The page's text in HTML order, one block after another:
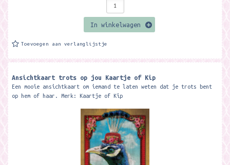
In winkelwagen
Toevoegen aan verlanglijstje
Ansichtkaart trots op jou Kaartje of Kip
Een mooie ansichtkaart om iemand te laten weten dat je trots bent
op hem of haar. Merk: Kaartje of Kip